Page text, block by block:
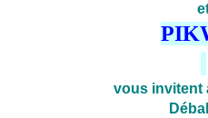
vous invitent